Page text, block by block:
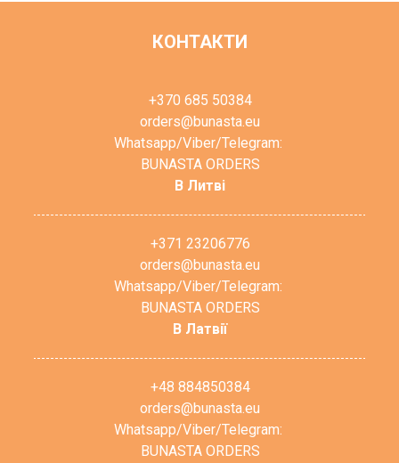
КОНТАКТИ
+370 685 50384
orders@bunasta.eu
Whatsapp/Viber/Telegram:
BUNASTA ORDERS
В Литві
+371 23206776
orders@bunasta.eu
Whatsapp/Viber/Telegram:
BUNASTA ORDERS
В Латвії
+48 884850384
orders@bunasta.eu
Whatsapp/Viber/Telegram:
BUNASTA ORDERS